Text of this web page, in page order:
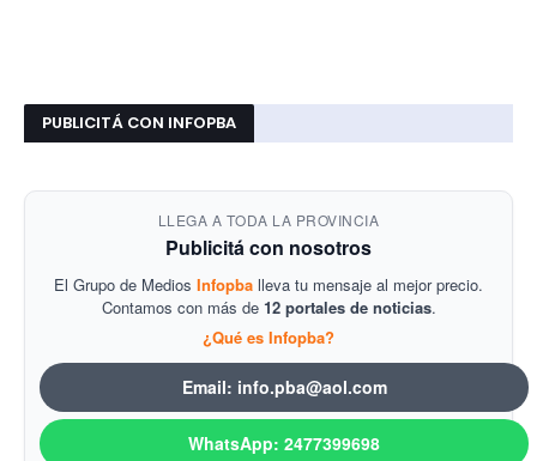
PUBLICITÁ CON INFOPBA
LLEGA A TODA LA PROVINCIA
Publicitá con nosotros
El Grupo de Medios Infopba lleva tu mensaje al mejor precio.
Contamos con más de 12 portales de noticias.
¿Qué es Infopba?
Email: info.pba@aol.com
WhatsApp: 2477399698